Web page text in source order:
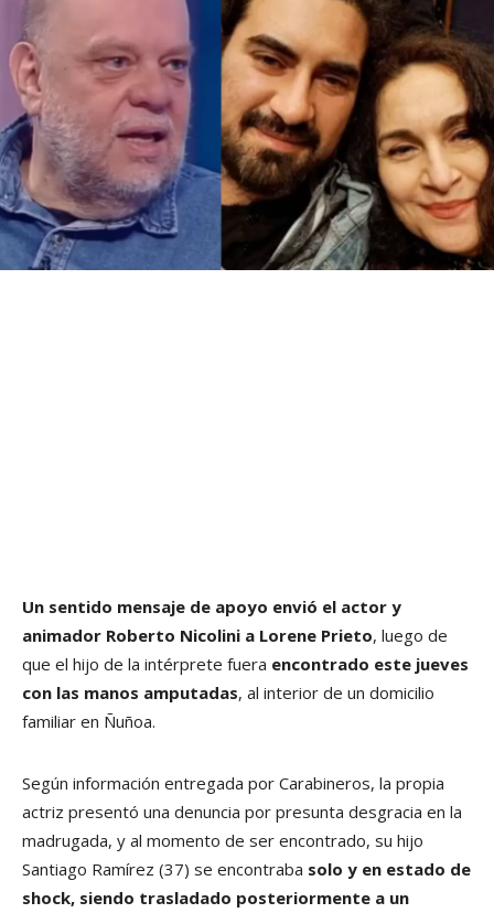
Un sentido mensaje de apoyo envió el actor y
animador Roberto Nicolini a Lorene Prieto, luego de
que el hijo de la intérprete fuera encontrado este jueves
con las manos amputadas, al interior de un domicilio
familiar en Ñuñoa.
Según información entregada por Carabineros, la propia
actriz presentó una denuncia por presunta desgracia en la
madrugada, y al momento de ser encontrado, su hijo
Santiago Ramírez (37) se encontraba solo y en estado de
shock, siendo trasladado posteriormente a un